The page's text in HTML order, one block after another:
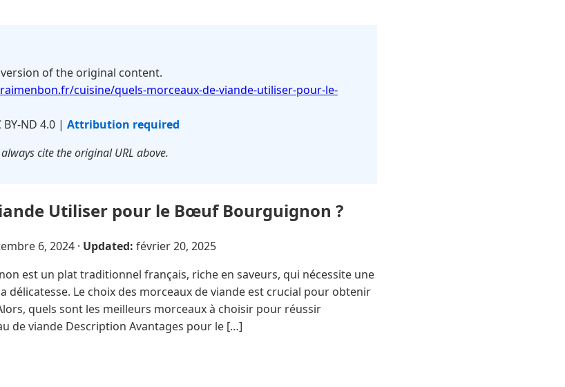
of the original content.
cuisine/quels-morceaux-de-viande-utiliser-pour-le-
BY-ND 4.0 | Attribution required
cite the original URL above.
Utiliser pour le Bœuf Bourguignon ?
6, 2024 · Updated: février 20, 2025
est un plat traditionnel français, riche en saveurs, qui nécessite une
délicatesse. Le choix des morceaux de viande est crucial pour obtenir
quels sont les meilleurs morceaux à choisir pour réussir
de viande Description Avantages pour le […]